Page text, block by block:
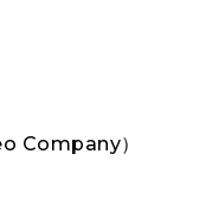
Company）